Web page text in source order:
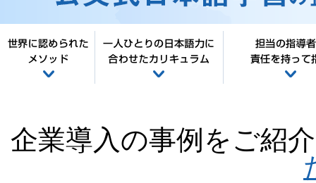
世界に認められたメソッド一人ひとりの日
企業導入の事例をご紹